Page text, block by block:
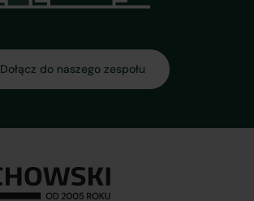
Dołącz do naszego zespołu